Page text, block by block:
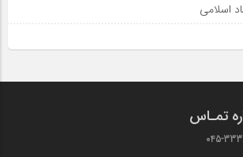
اسلامی
تمـاس
045-